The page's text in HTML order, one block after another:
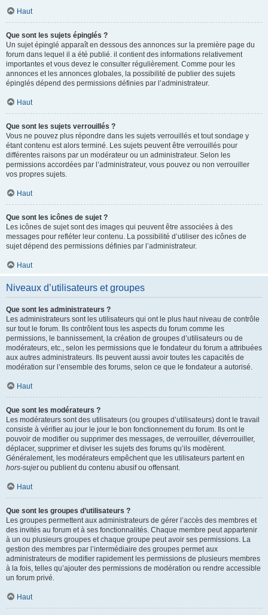
Haut
Que sont les sujets épinglés ?
Un sujet épinglé apparaît en dessous des annonces sur la première page du
forum dans lequel il a été publié. il contient des informations relativement
importantes et vous devez le consulter régulièrement. Comme pour les
annonces et les annonces globales, la possibilité de publier des sujets
épinglés dépend des permissions définies par l’administrateur.
Haut
Que sont les sujets verrouillés ?
Vous ne pouvez plus répondre dans les sujets verrouillés et tout sondage y
étant contenu est alors terminé. Les sujets peuvent être verrouillés pour
différentes raisons par un modérateur ou un administrateur. Selon les
permissions accordées par l’administrateur, vous pouvez ou non verrouiller
vos propres sujets.
Haut
Que sont les icônes de sujet ?
Les icônes de sujet sont des images qui peuvent être associées à des
messages pour refléter leur contenu. La possibilité d’utiliser des icônes de
sujet dépend des permissions définies par l’administrateur.
Haut
Niveaux d’utilisateurs et groupes
Que sont les administrateurs ?
Les administrateurs sont les utilisateurs qui ont le plus haut niveau de contrôle
sur tout le forum. Ils contrôlent tous les aspects du forum comme les
permissions, le bannissement, la création de groupes d’utilisateurs ou de
modérateurs, etc., selon les permissions que le fondateur du forum a attribuées
aux autres administrateurs. Ils peuvent aussi avoir toutes les capacités de
modération sur l’ensemble des forums, selon ce que le fondateur a autorisé.
Haut
Que sont les modérateurs ?
Les modérateurs sont des utilisateurs (ou groupes d’utilisateurs) dont le travail
consiste à vérifier au jour le jour le bon fonctionnement du forum. Ils ont le
pouvoir de modifier ou supprimer des messages, de verrouiller, déverrouiller,
déplacer, supprimer et diviser les sujets des forums qu’ils modèrent.
Généralement, les modérateurs empêchent que les utilisateurs partent en
hors-sujetou publient du contenu abusif ou offensant.
Haut
Que sont les groupes d’utilisateurs ?
Les groupes permettent aux administrateurs de gérer l’accès des membres et
des invités au forum et à ses fonctionnalités. Chaque membre peut appartenir
à un ou plusieurs groupes et chaque groupe peut avoir ses permissions. La
gestion des membres par l’intermédiaire des groupes permet aux
administrateurs de modifier rapidement les permissions de plusieurs membres
à la fois, telles qu’ajouter des permissions de modération ou rendre accessible
un forum privé.
Haut